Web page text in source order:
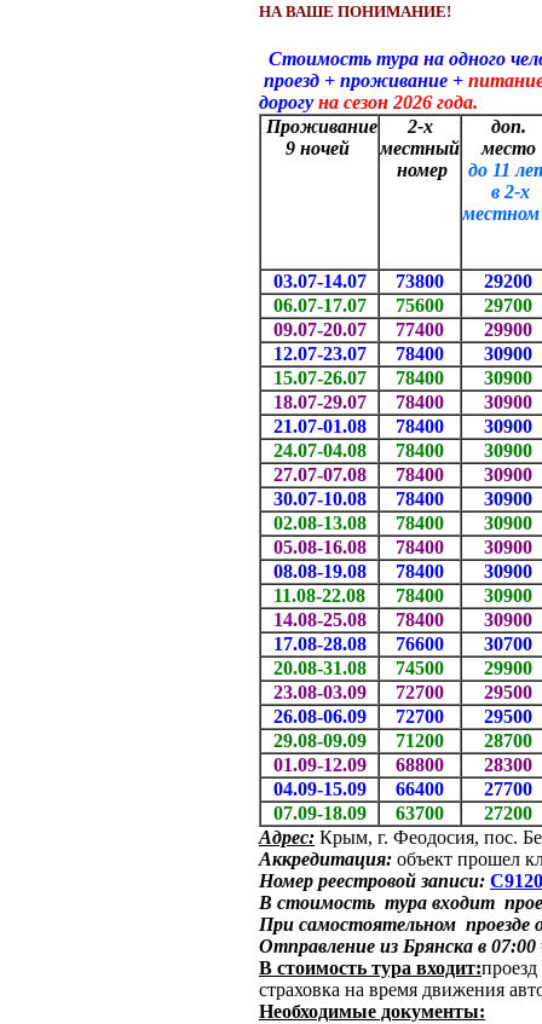
НА ВАШЕ ПОНИМАНИЕ!
Стоимость тура на одного
проезд + проживание +
дорогу на сезон 2026 года.
Проживание
9 ночей
2-х
местный
номер
доп.
место
до 11
в 2-х
местном
03.07-14.07 73800
29200
06.07-17.07
75600
29700
09.07-20.07
77400
29900
12.07-23.07
78400
30900
15.07-26.07
78400
30900
18.07-29.07
78400
30900
21.07-01.08
78400
30900
24.07-04.08
78400
30900
27.07-07.08
78400
30900
30.07-10.08
78400
30900
02.08-13.08
78400
30900
05.08-16.08
78400
30900
08.08-19.08
78400
30900
11.08-22.08
78400
30900
14.08-25.08
78400
30900
17.08-28.08
76600
30700
20.08-31.08
74500
29900
23.08-03.09
72700
29500
26.08-06.09
72700
29500
29.08-09.09
71200
28700
01.09-12.09
68800
28300
04.09-15.09
66400
27700
07.09-18.09
63700
27200
Адрес: Крым, г. Феодосия, пос.
Аккредитация: объект прошел
Номер реестровой записи:
В стоимость тура входит
При самостоятельном
Отправление из Брянска в
В стоимость тура входит:
страховка на время движения
Необходимые документы: